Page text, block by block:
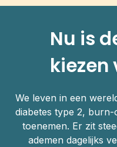
Nu is
kiezen
We leven in een
diabetes type 2,
toenemen. Er zit
ademen dagelijks